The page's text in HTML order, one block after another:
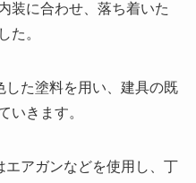
装に合わせ、落ち着いた
た。
した塗料を用い、建具の既
いきます。
エアガンなどを使用し、丁